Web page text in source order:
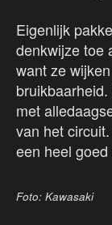
Eigenlijk
denkwijze toe
want ze
met
van het
een heel
Foto: Kawasaki